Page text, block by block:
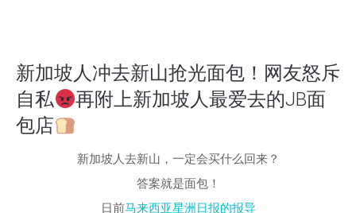
新加坡人冲去新山抢光面包！网友怒斥
自私
再附上新加坡人最爱去的JB面
包店
新加坡人去新山，一定会买什么回来？
答案就是面包！
日前马来西亚星洲日报的报导